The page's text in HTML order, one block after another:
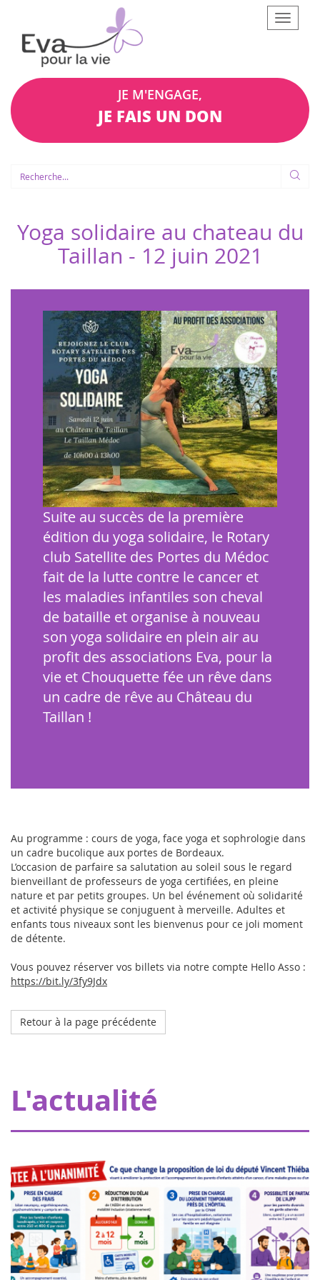
Afficher
le
JE M'ENGAGE,
JE FAIS UN DON
Yoga solidaire au chateau du
Taillan - 12 juin 2021
Suite au succès de la première
édition du yoga solidaire, le Rotary
club Satellite des Portes du Médoc
fait de la lutte contre le cancer et
les maladies infantiles son cheval
de bataille et organise à nouveau
son yoga solidaire en plein air au
profit des associations Eva, pour la
vie et Chouquette fée un rêve dans
un cadre de rêve au Château du
Taillan !
Au programme : cours de yoga, face yoga et sophrologie dans
un cadre bucolique aux portes de Bordeaux.
L’occasion de parfaire sa salutation au soleil sous le regard
bienveillant de professeurs de yoga certifiées, en pleine
nature et par petits groupes. Un bel événement où solidarité
et activité physique se conjuguent à merveille. Adultes et
enfants tous niveaux sont les bienvenus pour ce joli moment
de détente.
Vous pouvez réserver vos billets via notre compte Hello Asso :
https://bit.ly/3fy9Jdx
Retour à la page précédente
L'actualité
subvention de 20000€ permettant à Pharmavie de mettre
en place un espace dédié aux petits patients atteints